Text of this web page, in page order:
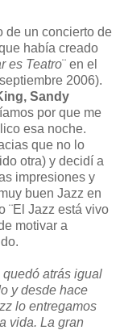
de un concierto de
había creado
es Teatro¨ en el
2006).
Sandy
por que me
esa noche.
que no lo
otra) y decidí a
impresiones y
buen Jazz en
¨El Jazz está vivo
motivar a
atrás igual
y desde hace
lo entregamos
vida. La gran